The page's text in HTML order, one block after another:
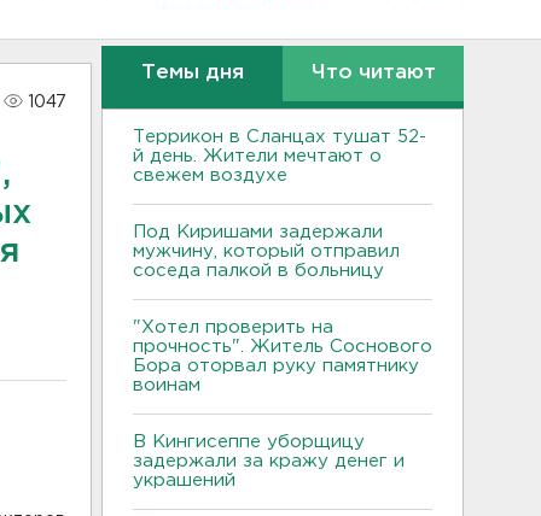
1047
Темы дня Что читают
Террикон в Сланцах тушат 52-
й день. Жители мечтают о
свежем воздухе
Под Киришами задержали
мужчину, который отправил
соседа палкой в больницу
"Хотел проверить на
прочность". Житель Соснового
Бора оторвал руку памятнику
воинам
В Кингисеппе уборщицу
задержали за кражу денег и
украшений